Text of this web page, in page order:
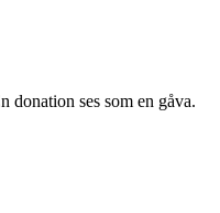
donation ses som en gåva.